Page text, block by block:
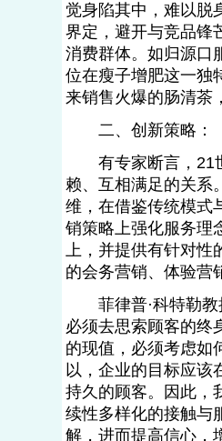
觉身陷其中，难以脱
界定，避开与竞品锋
消费群体。如归源口
位在瘦子增肥这一独
来销售火爆的肠清茶
二、创新策略：
有专家断言，21世
赖、互相满足的关系
维，在借鉴传统模式
销策略上强化服务理
上，并提供有针对性
的会务营销、体验营
菲律普·科特勒教
必须去思索顾客的
的现值，必须考虑如
以，企业的目标应该
持久的顾客。因此，
续性多样化的接触与
解，进而提高信心，